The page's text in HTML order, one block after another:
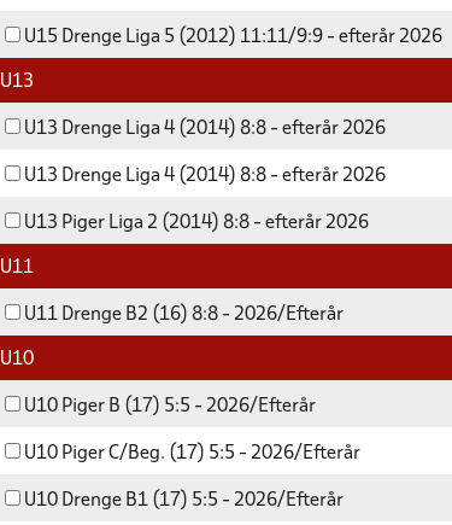
U15 Drenge Liga 5 (2012) 11:11/9:9 - efterår 2026
U13
U13 Drenge Liga 4 (2014) 8:8 - efterår 2026
U13 Drenge Liga 4 (2014) 8:8 - efterår 2026
U13 Piger Liga 2 (2014) 8:8 - efterår 2026
U11
U11 Drenge B2 (16) 8:8 - 2026/Efterår
U10
U10 Piger B (17) 5:5 - 2026/Efterår
U10 Piger C/Beg. (17) 5:5 - 2026/Efterår
U10 Drenge B1 (17) 5:5 - 2026/Efterår